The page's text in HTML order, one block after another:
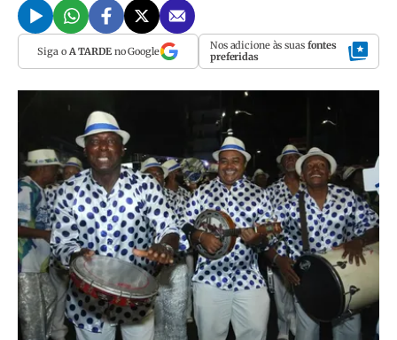
Siga o A TARDEno Google Nos adicione às suas fontes
preferidas